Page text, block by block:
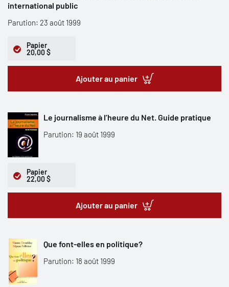
international public
Parution: 23 août 1999
Papier
20,00 $
Ajouter au panier
Le journalisme à l’heure du Net. Guide pratique
Parution: 19 août 1999
Papier
22,00 $
Ajouter au panier
Que font-elles en politique?
Parution: 18 août 1999